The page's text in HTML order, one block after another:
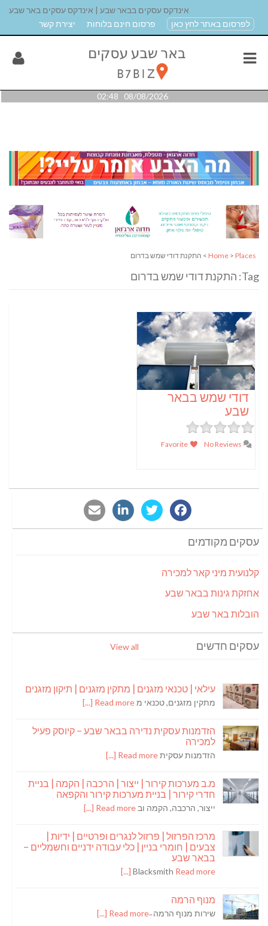
אינדקס עסקים בבאר שבע | אינדקס עסקים באר שבע
לפרסום באתר לחץ כאן
פרסום חינם בלוחות יצירת קשר
08/08/2026 02:48
Home > Places > התקנת דודי שמש בדרום
Tag: התקנת דודי שמש בדרום
דודי שמש בבאר
שבע
עסקים מקודמים
קלנועית מיני קאר למכירה
אחזקת גינות בבאר שבע
הובלות באר שבע
עסקים חדשים View all
עילאי | טכנאי מזגנים | מתקין מזגנים | תיקון מזגנים
מתקין מזגנים, טכנאי מRead more [...]
הזדמנות עסקית נדירה בבאר שבע – קיוסק פעיל
למכירה
הזדמנות עסקיתRead more [...]
מ.ב מערכות קירור | ייצור | הרכבה | הקמה | בניית
חדרי קירור | בניית מערכות קירור והקפאה
ייצור, הרכבה, הקמה וב Read more [...]
מרכז הפרזול | פרזול לנגרים ופרטיים | ידיות |
צבעים | חומרי בניין | כלי עבודה ידניים וחשמליים –
בבאר שבע
Blacksmith Read more [...]
מנוף הרמה
שירות מנוף הרמה ̵Read more [...]